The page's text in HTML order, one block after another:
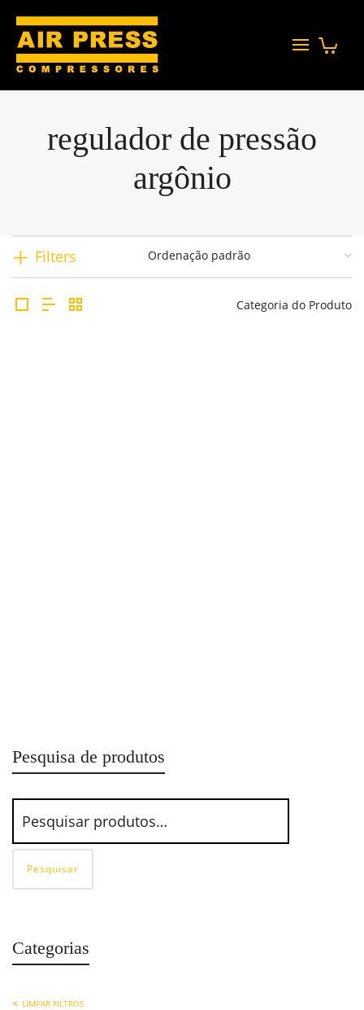
regulador de pressão
argônio
Filters
Categoria do Produto
Pesquisa de produtos
Pesquisar
Categorias
LIMPAR FILTROS